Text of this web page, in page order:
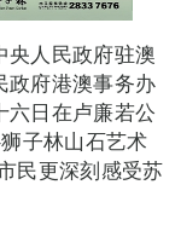
央人民政府驻澳
政府港澳事务办
六日在卢廉若公
子林山石艺术
民更深刻感受苏